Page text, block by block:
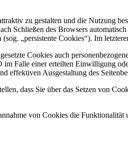
zu gestalten und die Nutzung
Schließen des Browsers
„persistente Cookies“). Im
Cookies auch
Falle einer erteilten Einwilligung
effektiven Ausgestaltung des
dass Sie über das Setzen von
von Cookies die Funktionalität